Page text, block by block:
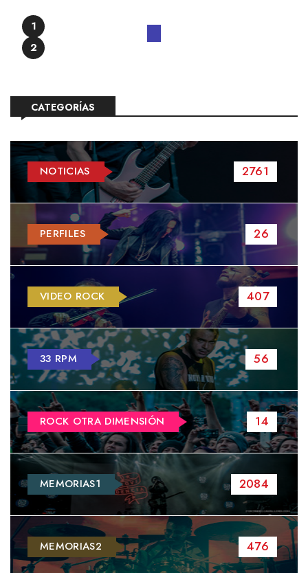
1
2
CATEGORÍAS
NOTICIAS 2761
PERFILES 26
VIDEO ROCK 407
33 RPM 56
ROCK OTRA DIMENSIÓN 14
MEMORIAS1 2084
MEMORIAS2 476